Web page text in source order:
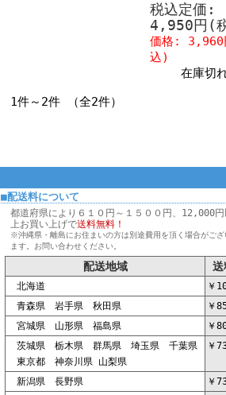
税込定価:
4,950円(
価格: 3,960
込)
在庫切
1件～2件 （全2件）
■配送料について
都道府県により６１０円～１５００円、12,000円
上お買い上げで送料無料！
※沖縄県・離島にお住まいの方は別途費用を頂く場合がござ
ます。お問い合わせください。
配送地域 送
北海道
￥
青森県 岩手県 秋田県
￥
宮城県 山形県 福島県
￥
茨城県 栃木県 群馬県 埼玉県 千葉県
東京都 神奈川県 山梨県
￥
新潟県 長野県
￥